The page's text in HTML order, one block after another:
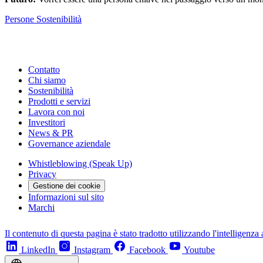
Persone Sostenibilità
Contatto
Chi siamo
Sostenibilità
Prodotti e servizi
Lavora con noi
Investitori
News & PR
Governance aziendale
Whistleblowing (Speak Up)
Privacy
Gestione dei cookie
Informazioni sul sito
Marchi
Il contenuto di questa pagina è stato tradotto utilizzando l'intelligenza
LinkedIn
Instagram Facebook Youtube